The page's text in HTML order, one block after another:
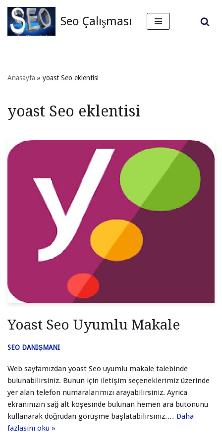
İçeriğe
geç
Seo Çalışması
Anasayfa » yoast Seo eklentisi
yoast Seo eklentisi
Yoast Seo Uyumlu Makale
SEO DANIŞMANI
Web sayfamızdan yoast Seo uyumlu makale talebinde
bulunabilirsiniz. Bunun için iletişim seçeneklerimiz üzerinde
yer alan telefon numaralarımızı arayabilirsiniz. Ayrıca
ekranınızın sağ alt köşesinde bulunan hemen ara butonunu
kullanarak doğrudan görüşme başlatabilirsiniz.… Daha
fazlasını oku »